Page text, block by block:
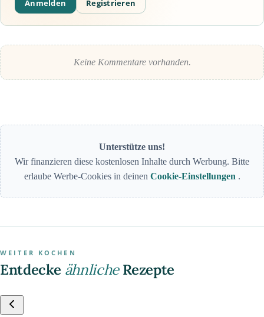
Anmelden Registrieren
Keine Kommentare vorhanden.
Unterstütze uns!
Wir finanzieren diese kostenlosen Inhalte durch Werbung. Bitte
erlaube Werbe-Cookies in deinen Cookie-Einstellungen .
WEITER KOCHEN
Entdecke ähnlicheRezepte